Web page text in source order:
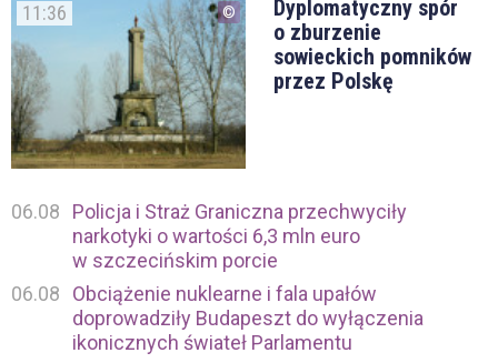
11:36
Dyplomatyczny spór
o zburzenie
sowieckich pomników
przez Polskę
06.08
Policja i Straż Graniczna przechwyciły
narkotyki o wartości 6,3 mln euro
w szczecińskim porcie
06.08
Obciążenie nuklearne i fala upałów
doprowadziły Budapeszt do wyłączenia
ikonicznych świateł Parlamentu